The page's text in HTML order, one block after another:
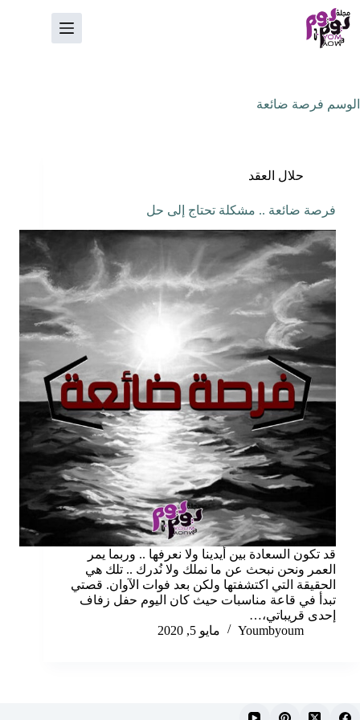
التجاوز
إلى
المحتوى
الوسم فرصة ضائعة
حلال العقد
فرصة ضائعة .. مشكلة تحتاج إلى حل
قد تكون السعادة بين أيدينا ولا نعرفها .. وربما يمر
العمر ونحن نبحث عن ما نملك ولا نُدرك .. تلك هي
الحقيقة التي اكتشفتها ولكن بعد فوات الآوان. قصتي
تبدأ في قاعة مناسبات حيث كان اليوم حفل زفاف
إحدى قريباتي،…
Youmbyoum
مايو 5, 2020